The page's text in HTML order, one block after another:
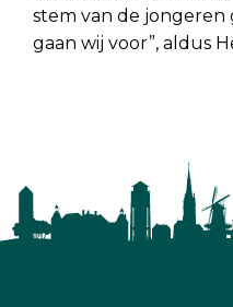
stem van de
gaan wij voor”, aldus